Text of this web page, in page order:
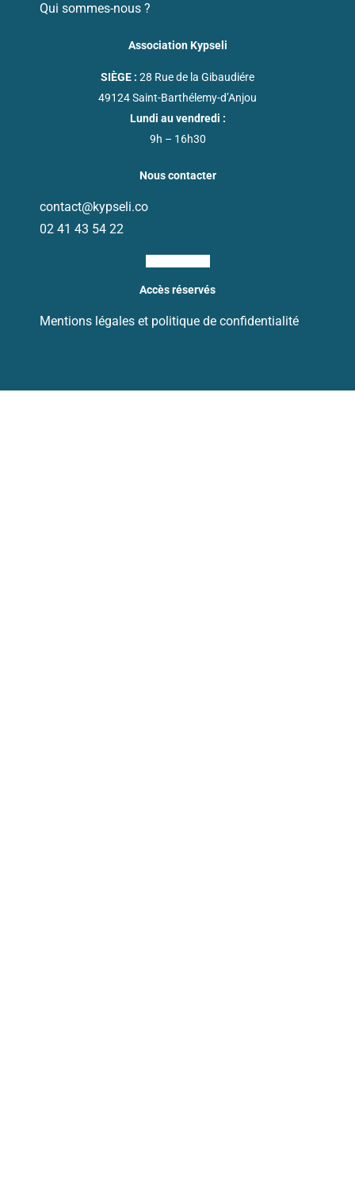
Qui sommes-nous ?
Association Kypseli
SIÈGE : 28 Rue de la Gibaudiére
49124 Saint-Barthélemy-d’Anjou
Lundi au vendredi :
9h – 16h30
Nous contacter
contact@kypseli.co
02 41 43 54 22
Accès réservés
Mentions légales et politique de confidentialité